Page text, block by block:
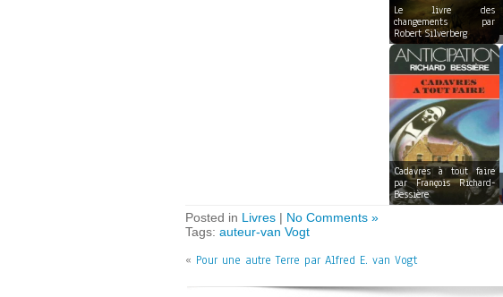
Le livre des
changements par
Robert Silverberg
Cadavres à tout faire
par François Richard-
Bessière
Posted in Livres | No Comments »
Tags: auteur-van Vogt
« Pour une autre Terre par Alfred E. van Vogt